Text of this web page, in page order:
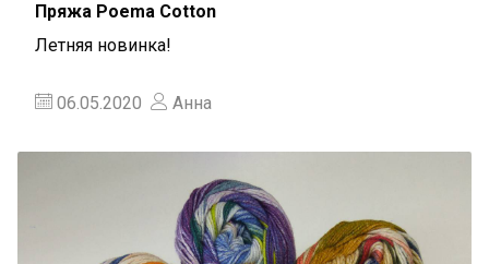
Пряжа Pоema Cotton
Летняя новинка!
06.05.2020 Анна